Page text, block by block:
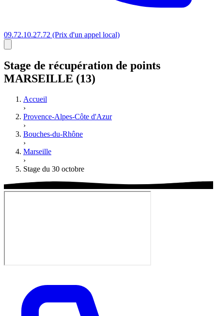
09.72.10.27.72 (Prix d'un appel local)
Stage de récupération de points
MARSEILLE (13)
Accueil
›
Provence-Alpes-Côte d'Azur
›
Bouches-du-Rhône
›
Marseille
›
Stage du 30 octobre